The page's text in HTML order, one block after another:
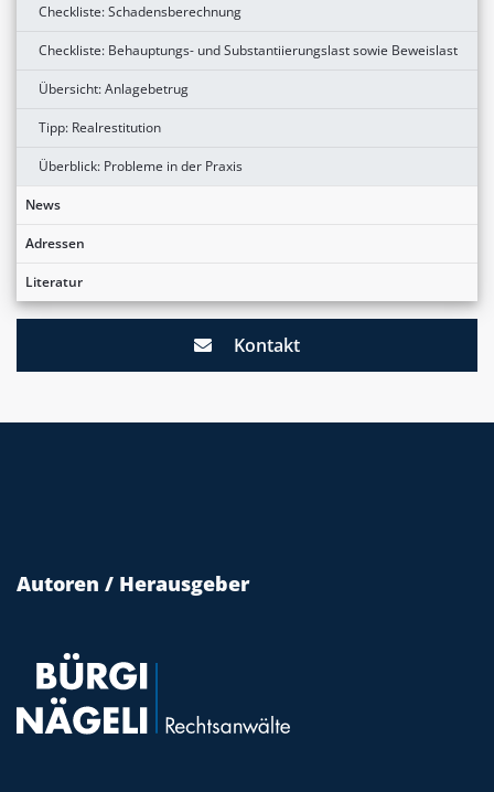
Checkliste: Schadensberechnung
Checkliste: Behauptungs- und Substantiierungslast sowie Beweislast
Übersicht: Anlagebetrug
Tipp: Realrestitution
Überblick: Probleme in der Praxis
News
Adressen
Literatur
Kontakt
Autoren / Herausgeber